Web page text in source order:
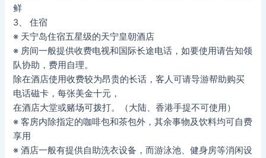
鲜
3、 住宿
※ 天宁岛住宿五星级的天宁皇朝酒店
※ 房间一般提供收费电视和国际长途电话，如要使用请告知领
队协助，费用自理。
除在酒店使用收费较为昂贵的长话，客人可请导游帮助购买
电话磁卡，每张美金十元，
在酒店大堂或赌场可拨打。（大陆、香港手提不可使用）
※ 客房内除指定的咖啡包和茶包外，其余事物及饮料均可自费
享用
※ 酒店一般有提供自助洗衣设备，而游泳池、健身房等消闲设